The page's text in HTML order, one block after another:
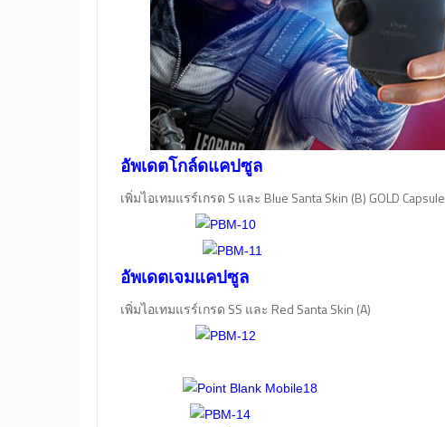
อัพเดตโกล์ดแคปซูล
เพิ่มไอเทมแรร์เกรด S และ Blue Santa Skin (B) GOLD Capsule
อัพเดตเจมแคปซูล
เพิ่มไอเทมแรร์เกรด SS และ Red Santa Skin (A)